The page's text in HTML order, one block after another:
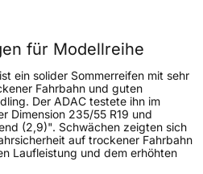
km/h
für Modellreihe
ein solider Sommerreifen mit sehr
Fahrbahn und guten
Der ADAC testete ihn im
Dimension 235/55 R19 und
(2,9)". Schwächen zeigten sich
auf trockener Fahrbahn
Laufleistung und dem erhöhten